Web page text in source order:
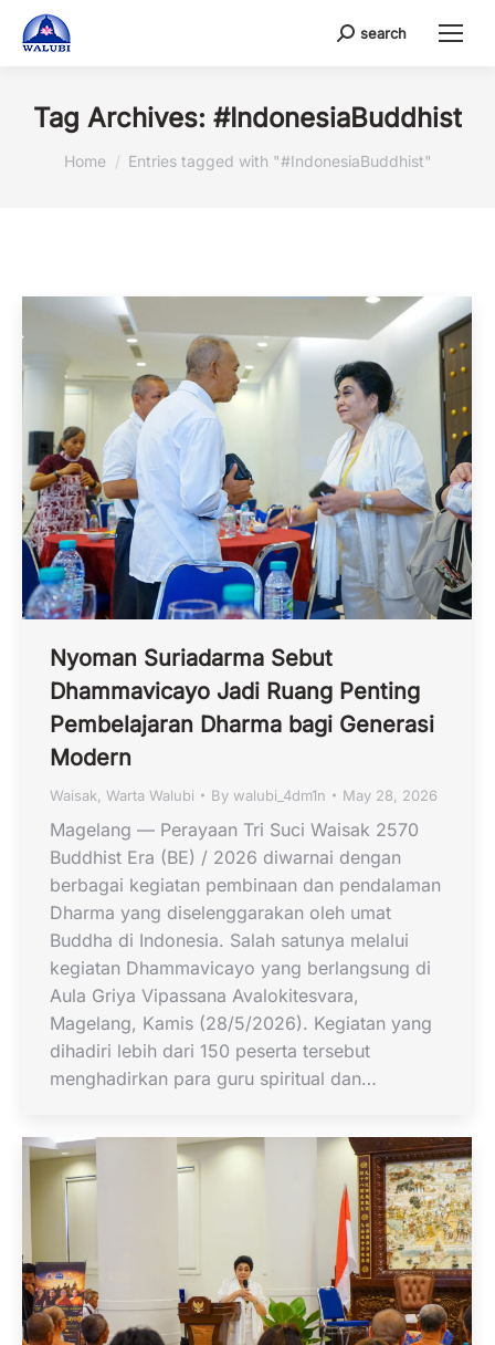
Search:
search
Tag Archives: #IndonesiaBuddhist
You are here:
Home Entries tagged with "#IndonesiaBuddhist"
Nyoman Suriadarma Sebut
Dhammavicayo Jadi Ruang Penting
Pembelajaran Dharma bagi Generasi
Modern
Waisak, Warta Walubi By walubi_4dm1n May 28, 2026
Magelang — Perayaan Tri Suci Waisak 2570
Buddhist Era (BE) / 2026 diwarnai dengan
berbagai kegiatan pembinaan dan pendalaman
Dharma yang diselenggarakan oleh umat
Buddha di Indonesia. Salah satunya melalui
kegiatan Dhammavicayo yang berlangsung di
Aula Griya Vipassana Avalokitesvara,
Magelang, Kamis (28/5/2026). Kegiatan yang
dihadiri lebih dari 150 peserta tersebut
menghadirkan para guru spiritual dan…